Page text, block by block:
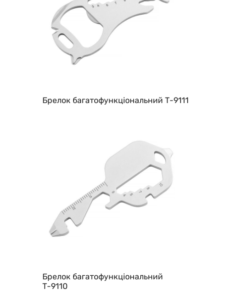
Брелок багатофункціональний Т-9111
Брелок багатофункціональний
Т-9110